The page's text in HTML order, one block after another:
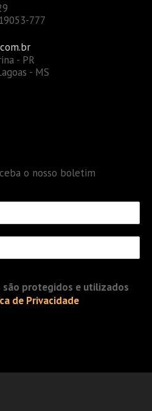
777
- PR
- MS
o nosso boletim
são protegidos e utilizados
de Privacidade